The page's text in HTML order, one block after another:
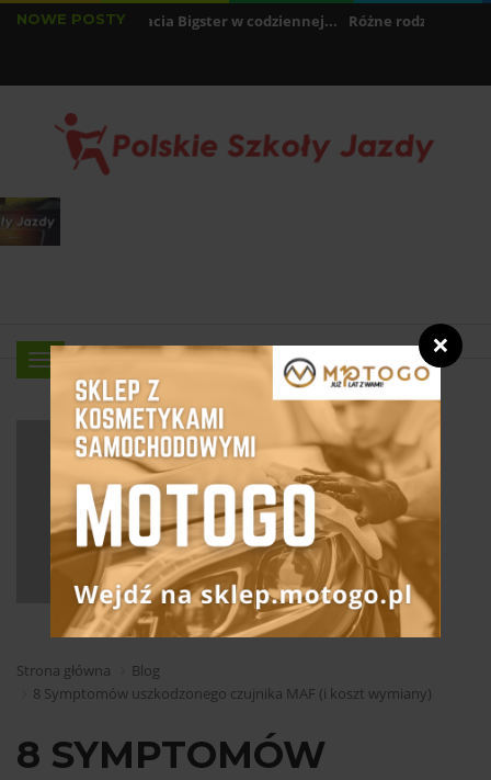
NOWE POSTY
najnowsza Dacia Bigster w codziennej...
Różne rodzaje
Menu
Strona główna
Blog
8 Symptomów uszkodzonego czujnika MAF (i koszt wymiany)
8 SYMPTOMÓW
❌